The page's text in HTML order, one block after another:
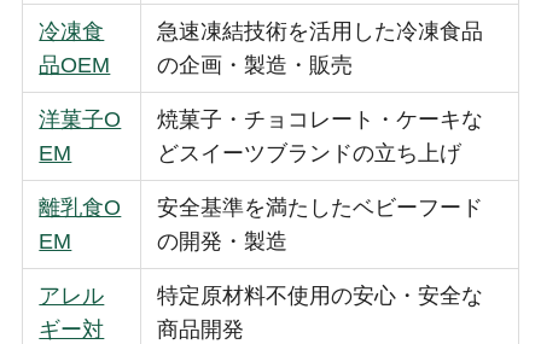
冷凍食
品OEM
急速凍結技術を活用した冷凍食品
の企画・製造・販売
洋菓子O
EM
焼菓子・チョコレート・ケーキな
どスイーツブランドの立ち上げ
離乳食O
EM
安全基準を満たしたベビーフード
の開発・製造
アレル
ギー対
特定原材料不使用の安心・安全な
商品開発